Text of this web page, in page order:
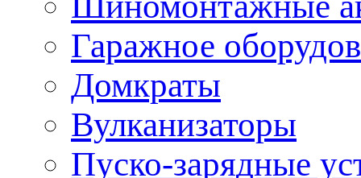
Гаражное
Домкраты
Вулканизаторы
Пуско-зарядные